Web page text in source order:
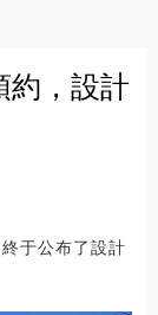
約，設計
于公布了設計